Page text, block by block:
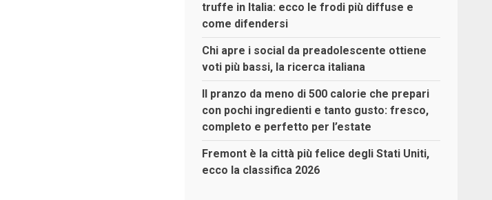
truffe in Italia: ecco le frodi più diffuse e
come difendersi
Chi apre i social da preadolescente ottiene
voti più bassi, la ricerca italiana
Il pranzo da meno di 500 calorie che prepari
con pochi ingredienti e tanto gusto: fresco,
completo e perfetto per l’estate
Fremont è la città più felice degli Stati Uniti,
ecco la classifica 2026